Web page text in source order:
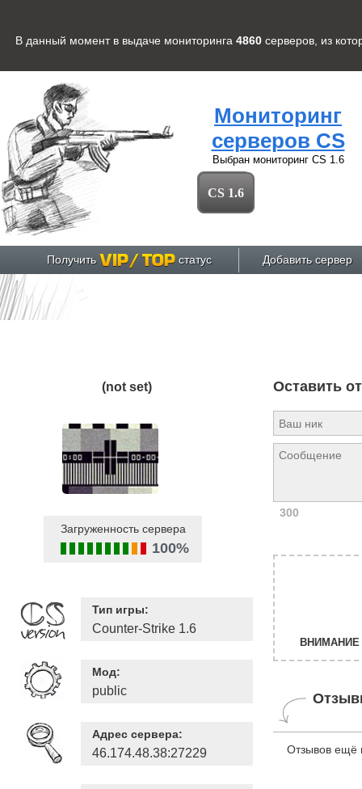
В данный момент в выдаче мониторинга 4860 серверов , из
Мониторинг
серверов CS
Выбран мониторинг CS 1.6
CS 1.6
Получить статус Добавить сервер
(not set)
Загруженность сервера
100%
Тип игры:
Counter-Strike 1.6
Мод:
public
Адрес сервера:
46.174.48.38:27229
Оставить
300
ВНИМАНИЕ
Отзывов ещё